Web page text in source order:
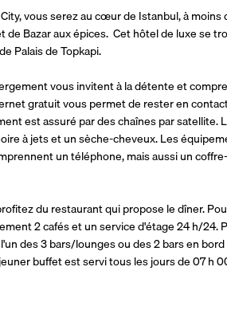
vous serez au cœur de Istanbul, à moins
de Bazar aux épices.  Cet hôtel de luxe se
Palais de Topkapi.
vous invitent à la détente et
gratuit vous permet de rester en
est assuré par des chaînes par satellite.
à jets et un sèche-cheveux. Les
un téléphone, mais aussi un
du restaurant qui propose le dîner.
2 cafés et un service d'étage 24 h/24.
des 3 bars/lounges ou des 2 bars en bord
buffet est servi tous les jours de 07 h